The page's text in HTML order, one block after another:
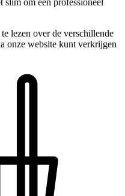
slim om een professioneel
lezen over de verschillende
onze website kunt verkrijgen